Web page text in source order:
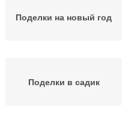
Поделки на новый год
Поделки в садик